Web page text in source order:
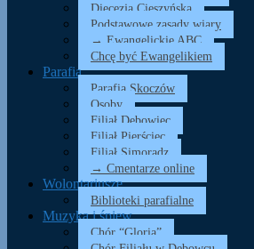
Diecezja Cieszyńska
Podstawowe zasady wiary
→ Ewangelickie ABC
Chcę być Ewangelikiem
Parafia
Parafia Skoczów
Osoby
Filiał Dębowiec
Filiał Pierściec
Filiał Simoradz
→ Cmentarze online
Wolontariusze
Biblioteki parafialne
Muzyka i śpiew
Chór “Gloria”